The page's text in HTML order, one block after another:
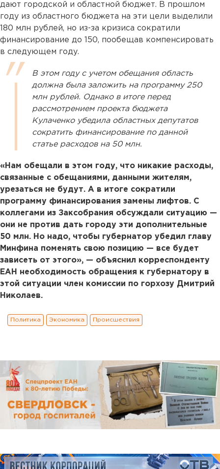
дают городской и областной бюджет. В прошлом
году из областного бюджета на эти цели выделили
180 млн рублей, но из-за кризиса сократили
финансирование до 150, пообещав компенсировать
в следующем году.
В этом году с учетом обещания область
должна была заложить на программу 250
млн рублей. Однако в итоге перед
рассмотрением проекта бюджета
Кулаченко убедила областных депутатов
сократить финансирование по данной
статье расходов на 50 млн.
«Нам обещали в этом году, что никакие расходы,
связанные с обещаниями, данными жителям,
урезаться не будут. А в итоге сократили
программу финансирования замены лифтов. С
коллегами из Заксобрания обсуждали ситуацию —
они не против дать городу эти дополнительные
50 млн. Но надо, чтобы губернатор убедил главу
Минфина поменять свою позицию — все будет
зависеть от этого», — объяснил корреспонденту
ЕАН необходимость обращения к губернатору в
этой ситуации член комиссии по горхозу Дмитрий
Николаев.
Политика Экономика Происшествия